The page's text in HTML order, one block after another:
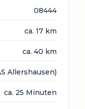
08444
ca. 17 km
ca. 40 km
Allershausen)
ca. 25 Minuten